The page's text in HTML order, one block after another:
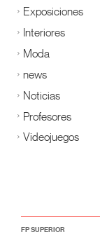
Exposiciones
Interiores
Moda
news
Noticias
Profesores
Videojuegos
FP SUPERIOR